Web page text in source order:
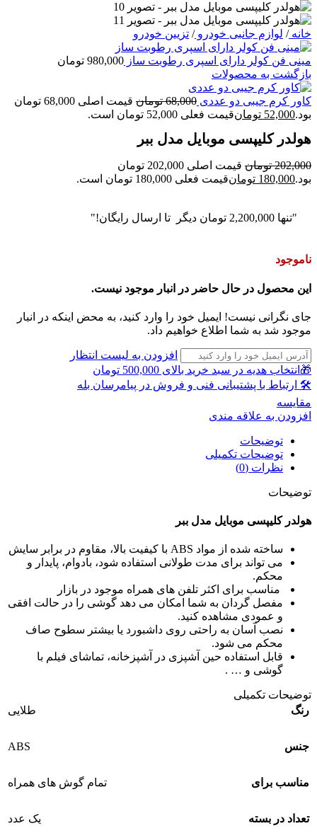
خانه/ لوازم جانبی خودرو/ تزیین خودرو
مینی فن کولر دارای اسپری رطوبت ساز 980,000 تومان
بازگشت به محصولات
کاور کرم جیبی دو عددی 68,000 تومان
قیمت اصلی 68,000 تومان
بود.52,000 تومانقیمت فعلی 52,000 تومان است.
هولدر کلیپسی موبایل مدل ببر
202,000 تومان
قیمت اصلی 202,000 تومان
بود.180,000 تومانقیمت فعلی 180,000 تومان است.
"تنها 2,200,000 تومان دیگر تا ارسال رایگان!"
ناموجود
این محصول در حال حاضر در انبار موجود نیست.
جای نگرانی نیست! ایمیل خود را وارد کنید، به محض اینکه در انبار
موجود شد به شما اطلاع خواهیم داد.
افزودن به لیست انتظار
🎁انتخاب هدیه در سبد خرید بالای 500,000 تومان
🛠 ارتباط با پشتیبانی فنی و فروش در پیامرسان بله
مقايسه
افزودن به علاقه مندی
توضیحات
توضیحات تکمیلی
نظرات (0)
توضیحات
هولدر کلیپسی موبایل مدل ببر
ساخته شده از مواد ABS با کیفیت بالا، مقاوم در برابر سایش
می تواند برای مدت طولانی استفاده شود، بادوام، پایدار و
محکم.
مناسب برای اکثر تلفن های همراه موجود در بازار
مفصل گردان به شما امکان می دهد گوشی را در حالت افقی
و عمودی مشاهده کنید.
نصب آسان به راحتی روی داشبورد یا بیشتر سطوح صاف
محکم می شود.
قابل استفاده حین آشپزی در آشپزخانه، تماشای فیلم با
گوشی و … .
توضیحات تکمیلی
رنگ
طلایی
جنس ABS
مناسب برای تمام گوش های همراه
تعداد در بسته یک عدد